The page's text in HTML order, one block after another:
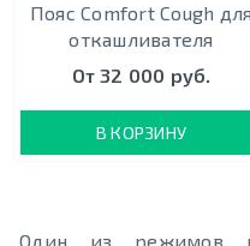
Пояс Comfort Cough
откашливателя
От 32 000 руб.
В КОРЗИНУ
Один из режимов